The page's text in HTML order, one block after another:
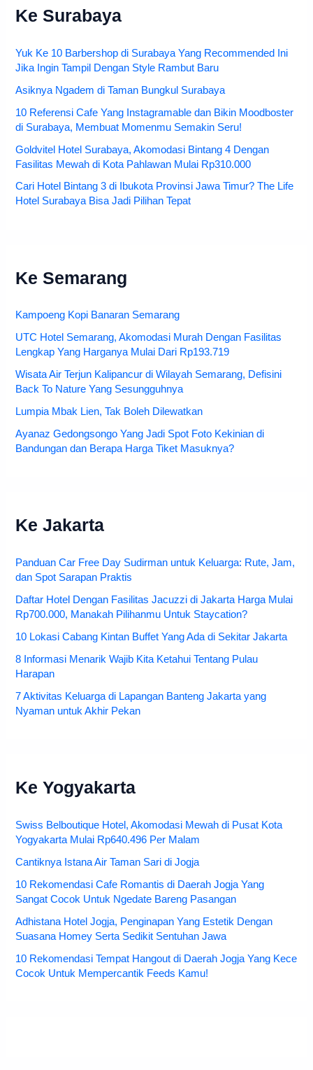
Ke Surabaya
Yuk Ke 10 Barbershop di Surabaya Yang Recommended Ini
Jika Ingin Tampil Dengan Style Rambut Baru
Asiknya Ngadem di Taman Bungkul Surabaya
10 Referensi Cafe Yang Instagramable dan Bikin Moodboster
di Surabaya, Membuat Momenmu Semakin Seru!
Goldvitel Hotel Surabaya, Akomodasi Bintang 4 Dengan
Fasilitas Mewah di Kota Pahlawan Mulai Rp310.000
Cari Hotel Bintang 3 di Ibukota Provinsi Jawa Timur? The Life
Hotel Surabaya Bisa Jadi Pilihan Tepat
Ke Semarang
Kampoeng Kopi Banaran Semarang
UTC Hotel Semarang, Akomodasi Murah Dengan Fasilitas
Lengkap Yang Harganya Mulai Dari Rp193.719
Wisata Air Terjun Kalipancur di Wilayah Semarang, Defisini
Back To Nature Yang Sesungguhnya
Lumpia Mbak Lien, Tak Boleh Dilewatkan
Ayanaz Gedongsongo Yang Jadi Spot Foto Kekinian di
Bandungan dan Berapa Harga Tiket Masuknya?
Ke Jakarta
Panduan Car Free Day Sudirman untuk Keluarga: Rute, Jam,
dan Spot Sarapan Praktis
Daftar Hotel Dengan Fasilitas Jacuzzi di Jakarta Harga Mulai
Rp700.000, Manakah Pilihanmu Untuk Staycation?
10 Lokasi Cabang Kintan Buffet Yang Ada di Sekitar Jakarta
8 Informasi Menarik Wajib Kita Ketahui Tentang Pulau
Harapan
7 Aktivitas Keluarga di Lapangan Banteng Jakarta yang
Nyaman untuk Akhir Pekan
Ke Yogyakarta
Swiss Belboutique Hotel, Akomodasi Mewah di Pusat Kota
Yogyakarta Mulai Rp640.496 Per Malam
Cantiknya Istana Air Taman Sari di Jogja
10 Rekomendasi Cafe Romantis di Daerah Jogja Yang
Sangat Cocok Untuk Ngedate Bareng Pasangan
Adhistana Hotel Jogja, Penginapan Yang Estetik Dengan
Suasana Homey Serta Sedikit Sentuhan Jawa
10 Rekomendasi Tempat Hangout di Daerah Jogja Yang Kece
Cocok Untuk Mempercantik Feeds Kamu!